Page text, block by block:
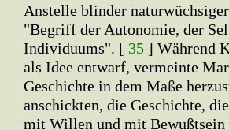
Anstelle blinder
"Begriff der Autonomie, der
Individuums". [ 35 ] Während
als Idee entwarf, vermeinte
Geschichte in dem Maße
anschickten, die Geschichte,
mit Willen und mit Bewußtsein